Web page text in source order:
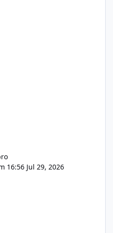
16:56 Jul 29, 2026